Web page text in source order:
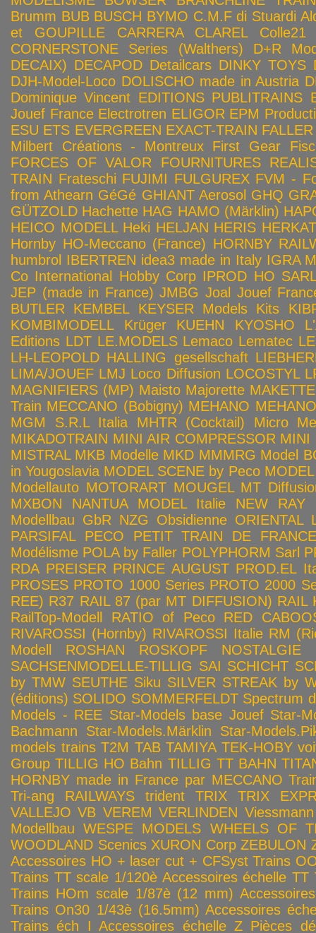
Brumm BUB BUSCH BYMO C.M.F di Stuardi
et GOUPILLE
CARRERA CLAREL
Colle21
CORNERSTONE Series (Walthers)
D+R
DECAIX) DECAPOD Detailcars DINKY TOYS
DJH-Model-Loco DOLISCHO made in Austria
Dominique Vincent EDITIONS PUBLITRAINS
Jouef France Electrotren ELIGOR EPM
ESU ETS EVERGREEN EXACT-TRAIN FALLER
Milbert Créations - Montreux First Gear
FORCES OF VALOR
FOURNITURES
TRAIN Frateschi FUJIMI FULGUREX FVM -
from Athearn GéGé GHIANT Aerosol GHQ
GÜTZOLD Hachette HAG HAMO (Märklin)
HEICO MODELL Heki HELJAN HERIS HERKAT
Hornby HO-Meccano (France) HORNBY
humbrol IBERTREN idea3 made in Italy IGRA
Co International Hobby Corp IPROD HO
JEP (made in France) JMBG Joal Jouef
BUTLER
KEMBEL KEYSER Models Kits
KOMBIMODELL
Krüger KUEHN KYOSHO
Editions LDT LE.MODELS Lemaco Lematec
LH-LEOPOLD HALLING gesellschaft
LIMA/JOUEF LMJ Loco Diffusion LOCOSTYL
MAGNIFIERS (MP) Maisto Majorette MAKETTE
Train MECCANO (Bobigny) MEHANO
MGM S.R.L Italia
MHTR (Cocktail)
Micro
MIKADOTRAIN MINI AIR COMPRESSOR MINI
MISTRAL MKB Modelle MKD MMMRG Model
in Yougoslavia MODEL SCENE by Peco
Modellauto MOTORART MOUGEL MT
MXBON
NANTUA MODEL Italie NEW RAY
Modellbau GbR NZG Obsidienne ORIENTAL
PARSIFAL
PECO
PETIT TRAIN DE FRANCE
Modélisme POLA by Faller POLYPHORM Sarl
RDA PREISER PRINCE AUGUST PROD.EL
PROSES PROTO 1000 Series PROTO 2000
REE) R37 RAIL 87 (par MT DIFFUSION) RAIL
RailTop-Modell
RATIO of Peco
RED
RIVAROSSI (Hornby) RIVAROSSI Italie RM
Modell
ROSHAN ROSKOPF NOSTALGIE
SACHSENMODELLE-TILLIG SAI SCHICHT
by TMW SEUTHE Siku SILVER STREAK by
(éditions) SOLIDO SOMMERFELDT Spectrum
Models - REE Star-Models base Jouef Star-
Bachmann
Star-Models.Märklin
Star-
models trains T2M TAB TAMIYA TEK-HOBY
Group TILLIG HO Bahn TILLIG TT BAHN
HORNBY made in France par MECCANO
Tri-ang RAILWAYS
trident TRIX
TRIX
VALLEJO VB VEREM VERLINDEN Viessmann
Modellbau WESPE MODELS WHEELS OF
WOODLAND Scenics XURON Corp ZEBULON
Accessoires HO + laser cut + CFSyst Trains
Trains TT scale 1/120è Accessoires échelle TT
Trains HOm scale 1/87è (12 mm)
Trains On30 1/43è (16.5mm) Accessoires
Trains éch I Accessoires échelle Z Pièces